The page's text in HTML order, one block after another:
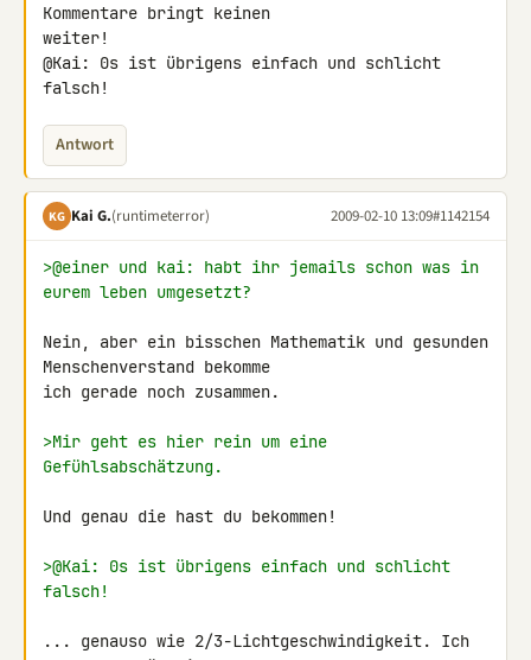
Kommentare bringt keinen
weiter!
@Kai: 0s ist übrigens einfach und schlicht
falsch!
Antwort
KG Kai G.(runtimeterror) 2009-02-10 13:09#1142154
>@einer und kai: habt ihr jemails schon was in
eurem leben umgesetzt?
Nein, aber ein bisschen Mathematik und gesunden
Menschenverstand bekomme
ich gerade noch zusammen.
>Mir geht es hier rein um eine
Gefühlsabschätzung.
Und genau die hast du bekommen!
>@Kai: 0s ist übrigens einfach und schlicht
falsch!
... genauso wie 2/3-Lichtgeschwindigkeit. Ich